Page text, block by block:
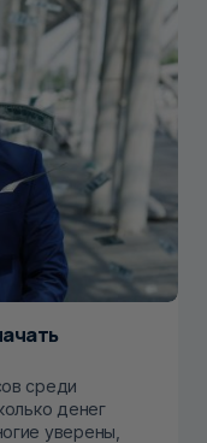
среди
денег
уверены,